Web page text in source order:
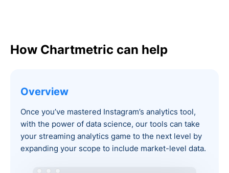
How Chartmetric can help
Overview
Once you’ve mastered Instagram’s analytics tool,
with the power of data science, our tools can take
your streaming analytics game to the next level by
expanding your scope to include market-level data.